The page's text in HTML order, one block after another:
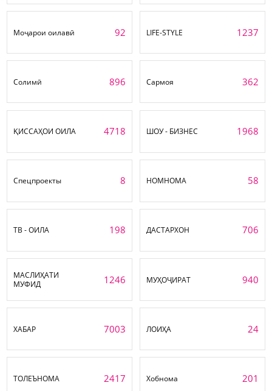
Моҷарои оилавӣ 92 LIFE-STYLE 1237
Солимӣ 896 Сармоя 362
ҚИССАҲОИ ОИЛА 4718 ШОУ - БИЗНЕС 1968
Спецпроекты 8 НОМНОМА 58
ТВ - ОИЛА 198 ДАСТАРХОН 706
МАСЛИҲАТИ
МУФИД
1246 МУҲОҶИРАТ 940
ХАБАР 7003 ЛОИҲА 24
ТОЛЕЪНОМА 2417 Хобнома 201